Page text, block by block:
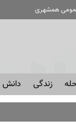
همشهری
زندگی دانش